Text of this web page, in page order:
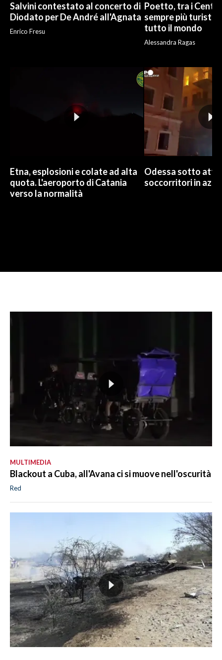
Salvini contestato al concerto di
Diodato per De André all'Agnata
Enrico Fresu
Poetto, tra i
sempre più turisti:
tutto il mondo
Alessandra Ragas
Etna, esplosioni e colate ad alta
quota. L'aeroporto di Catania
verso la normalità
Odessa sotto
soccorritori in
MULTIMEDIA
Blackout a Cuba, all'Avana ci si muove nell'oscurità
Red